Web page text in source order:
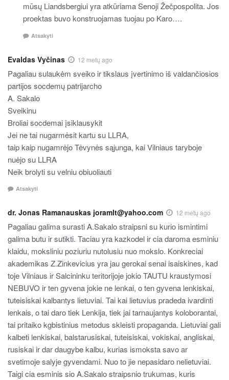
mūsų Liandsbergiui yra atkūriama Senoji Žečpospolita. Jos
proektas buvo konstruojamas tuojau po Karo….
Atsakyti
Evaldas Vyčinas 12 metų ago
Pagaliau sulaukėm sveiko ir tikslaus įvertinimo iš valdančiosios
partijos socdemų patrijarcho
A. Sakalo
Sveikinu
Broliai socdemai įsiklausykit
Jei ne tai nugarmėsit kartu su LLRA,
taip kaip nugamrėjo Tėvynės sąjunga, kai Vilniaus taryboje
nuėjo su LLRA
Neik brolyti su velniu obiuoliauti
Atsakyti
dr. Jonas Ramanauskas joramlt@yahoo.com 12 metų ago
Pagaliau galima surasti A.Sakalo straipsni su kurio ismintimi
galima butu ir sutikti. Taciau yra kazkodel ir cia daroma esminiu
klaidu, moksliniu poziuriu nutolusiu nuo mokslo. Konkreciai
akademikas Z.Zinkevicius yra jau gerokai senai isaiskines, kad
toje Vilniaus ir Salcininku teritorijoje jokio TAUTU kraustymosi
NEBUVO ir ten gyvena jokie ne lenkai, o ten gyvena lenkiskai,
tuteisiskai kalbantys lietuviai. Tai kai lietuvius pradeda ivardinti
lenkais, o tai daro tiek Lenkija, tiek jai tarnaujantys koloborantai,
tai pritaiko kgbistinius metodus skleisti propaganda. Lietuviai gali
kalbeti lenkiskai, balstarusiskai, tuteisiskai, vokiskai, angliskai,
rusiskai ir dar daugybe kalbu, kurias ismoksta savo ar
svetimoje salyje gyvendami. Nuo to jie nepasidaro nelietuviai.
Taigi cia esminis sio A.Sakalo straipsnio trukumas, kuris